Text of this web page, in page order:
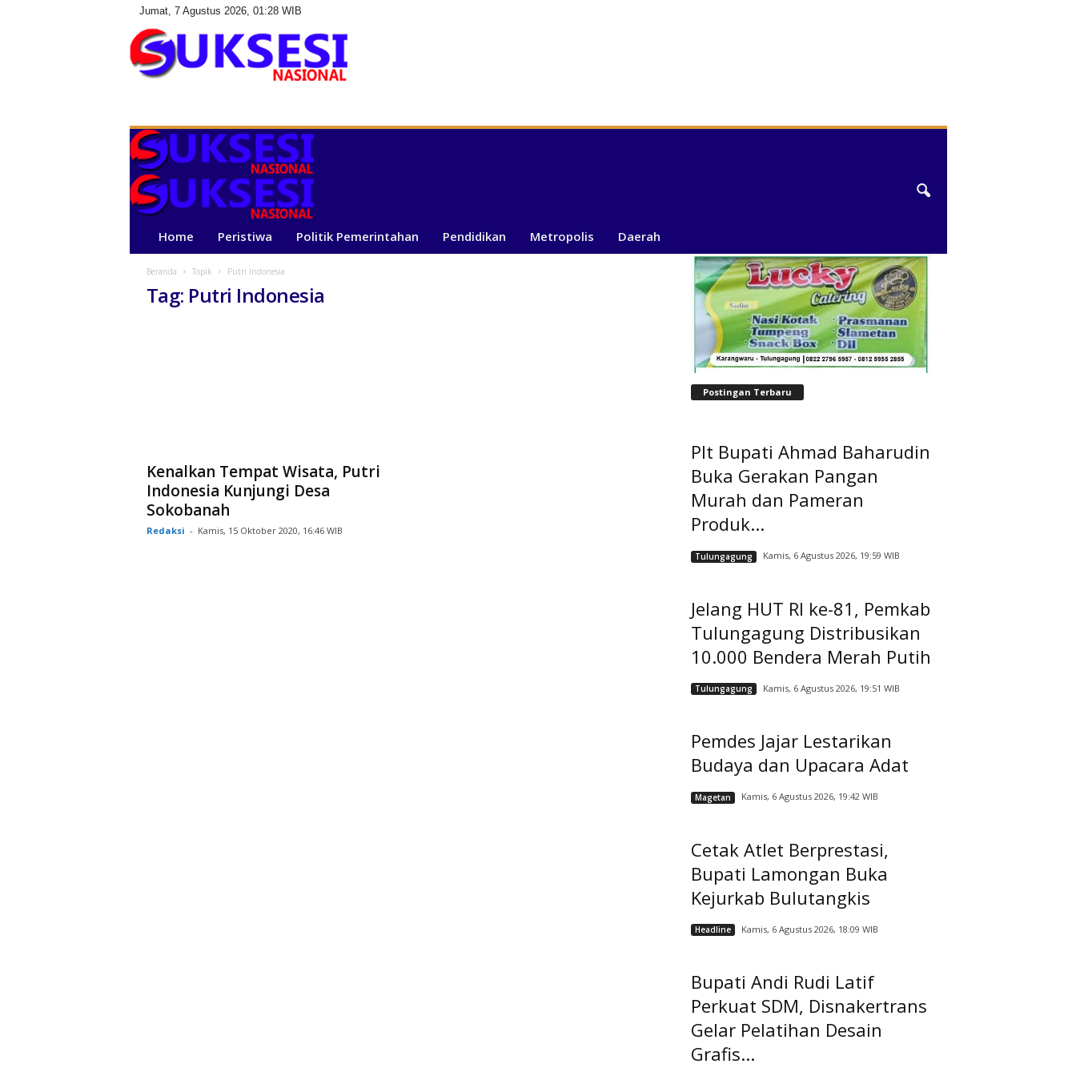
Jumat, 7 Agustus 2026, 01:28 WIB
s
e
i
N
i
Home Peristiwa Politik Pemerintahan Pendidikan Metropolis Daerah
Beranda Topik Putri Indonesia
Tag: Putri Indonesia
Kenalkan Tempat Wisata, Putri
Indonesia Kunjungi Desa
Sokobanah
Redaksi - Kamis, 15 Oktober 2020, 16:46 WIB
Postingan Terbaru
Plt Bupati Ahmad Baharudin
Buka Gerakan Pangan
Murah dan Pameran
Produk...
Tulungagung Kamis, 6 Agustus 2026, 19:59 WIB
Jelang HUT RI ke-81, Pemkab
Tulungagung Distribusikan
10.000 Bendera Merah Putih
Tulungagung Kamis, 6 Agustus 2026, 19:51 WIB
Pemdes Jajar Lestarikan
Budaya dan Upacara Adat
Magetan Kamis, 6 Agustus 2026, 19:42 WIB
Cetak Atlet Berprestasi,
Bupati Lamongan Buka
Kejurkab Bulutangkis
Headline Kamis, 6 Agustus 2026, 18:09 WIB
Bupati Andi Rudi Latif
Perkuat SDM, Disnakertrans
Gelar Pelatihan Desain
Grafis...